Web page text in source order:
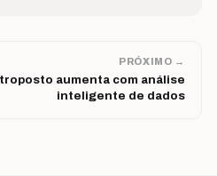
PRÓXIMO →
aumenta com análise
inteligente de dados